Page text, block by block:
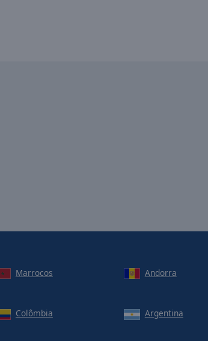
Marrocos Andorra
Colômbia Argentina